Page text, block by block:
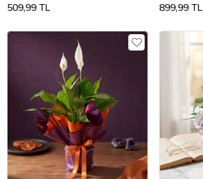
509,99 TL 899,99 TL